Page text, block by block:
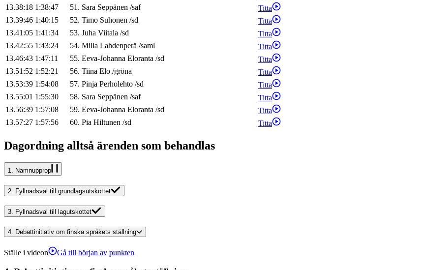
13.38:18 1:38:47 51. Sara Seppänen /saf
Titta
13.39:46 1:40:15 52. Timo Suhonen /sd
Titta
13.41:05 1:41:34 53. Juha Viitala /sd
Titta
13.42:55 1:43:24 54. Milla Lahdenperä /saml
Titta
13.46:43 1:47:11 55. Eeva-Johanna Eloranta /sd
Titta
13.51:52 1:52:21 56. Tiina Elo /gröna
Titta
13.53:39 1:54:08 57. Pinja Perholehto /sd
Titta
13.55:01 1:55:30 58. Sara Seppänen /saf
Titta
13.56:39 1:57:08 59. Eeva-Johanna Eloranta /sd
Titta
13.57:27 1:57:56 60. Pia Hiltunen /sd Titta
Dagordning alltså ärenden som behandlas
1. Namnupprop
2. Fyllnadsval till grundlagsutskottet
3. Fyllnadsval till lagutskottet
4. Debattinitiativ om finska språkets ställning
Ställe i videon Gå till början av punkten